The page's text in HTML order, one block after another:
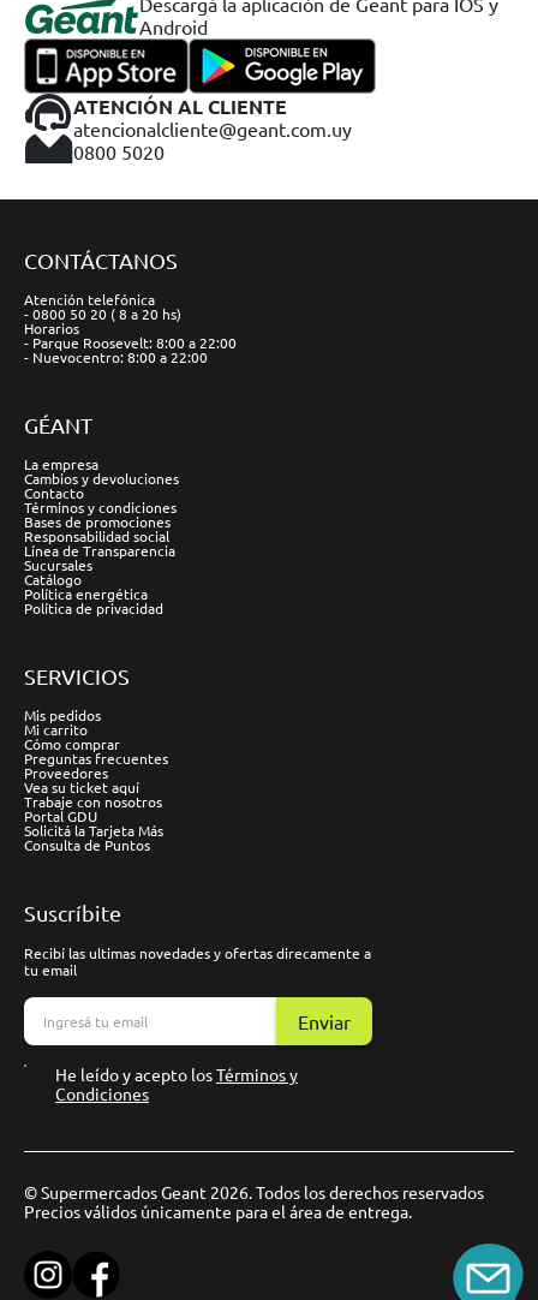
Android
ATENCIÓN AL CLIENTE
atencionalcliente@geant.com.uy
0800 5020
CONTÁCTANOS
Atención telefónica
- 0800 50 20 ( 8 a 20 hs)
Horarios
- Parque Roosevelt: 8:00 a 22:00
- Nuevocentro: 8:00 a 22:00
GÉANT
La empresa
Cambios y devoluciones
Contacto
Términos y condiciones
Bases de promociones
Responsabilidad social
Línea de Transparencia
Sucursales
Catálogo
Política energética
Política de privacidad
SERVICIOS
Mis pedidos
Mi carrito
Cómo comprar
Preguntas frecuentes
Proveedores
Vea su ticket aquí
Trabaje con nosotros
Portal GDU
Solicitá la Tarjeta Más
Consulta de Puntos
Suscríbite
Recibí las ultimas novedades y ofertas direcamente a
tu email
Enviar
He leído y acepto losTérminos y
Condiciones
© Supermercados Geant 2026. Todos los derechos reservados
Precios válidos únicamente para el área de entrega.